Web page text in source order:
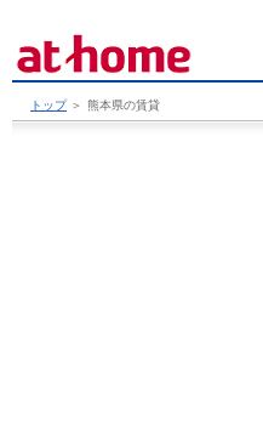
トップ ＞ 熊本県の賃貸